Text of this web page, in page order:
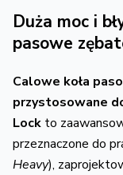
Duża moc i
pasowe
Calowe koła
przystosowane
Lock to
przeznaczone do
Heavy),